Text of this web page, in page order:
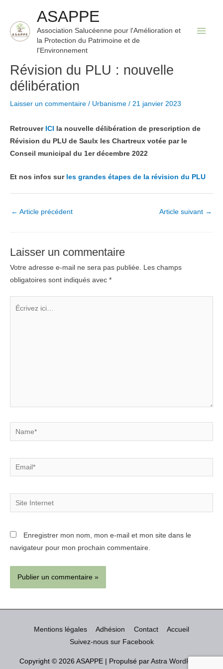
contenu
ASAPPE
Association Salucéenne pour l'Amélioration et
la Protection du Patrimoine et de
l'Environnement
Révision du PLU : nouvelle
délibération
Laisser un commentaire / Urbanisme / 21 janvier 2023
Retrouver ICI la nouvelle délibération de prescription de
Révision du PLU de Saulx les Chartreux votée par le
Conseil municipal du 1er décembre 2022
Et nos infos sur les grandes étapes de la révision du PLU
Navigation
← Article précédent Article suivant →
Laisser un commentaire
Votre adresse e-mail ne sera pas publiée.
Les champs
obligatoires sont indiqués avec *
Name*
Email*
Site
Internet
Enregistrer mon nom, mon e-mail et mon site dans le
navigateur pour mon prochain commentaire.
Mentions légales Adhésion Contact
Accueil
Suivez-nous sur Facebook
Copyright © 2026 ASAPPE| Propulsé par Astra WordPress